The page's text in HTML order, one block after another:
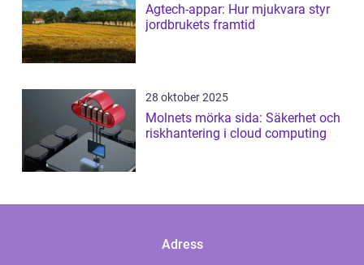
Agtech-appar: Hur mjukvara styr
jordbrukets framtid
28 oktober 2025
Molnets mörka sida: Säkerhet och
riskhantering i cloud computing
Adress